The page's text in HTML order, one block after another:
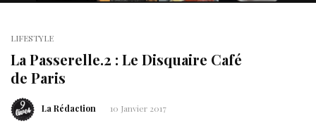
LIFESTYLE
La Passerelle.2 : Le Disquaire Café
de Paris
La Rédaction 10 Janvier 2017